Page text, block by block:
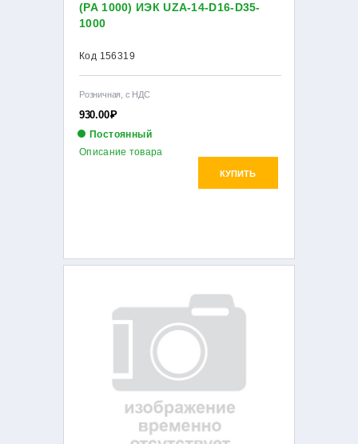
(PA 1000) ИЭК UZA-14-D16-D35-
1000
Код 156319
Розничная, с НДС
930.00Р
Постоянный
КУПИТЬ
Описание товара